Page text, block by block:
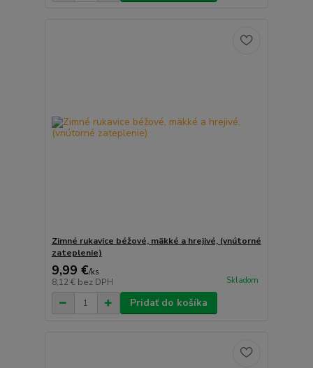
Zimné rukavice béžové, mäkké a hrejivé, (vnútorné
zateplenie)
9,99 €/ks
8,12 € bez DPH Skladom
Pridať do košíka